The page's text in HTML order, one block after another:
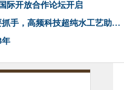
际开放合作论坛开启
频科技超纯水工艺助行业提质减负
年